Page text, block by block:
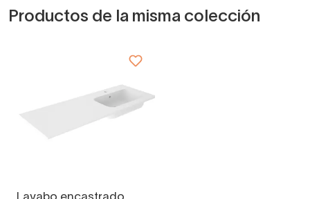
Productos de la misma colección